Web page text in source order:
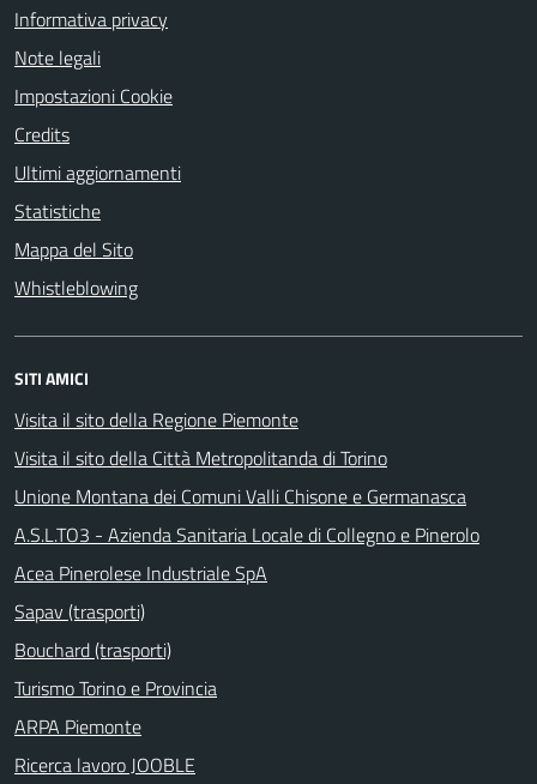
Informativa privacy
Note legali
Impostazioni Cookie
Credits
Ultimi aggiornamenti
Statistiche
Mappa del Sito
Whistleblowing
SITI AMICI
Visita il sito della Regione Piemonte
Visita il sito della Città Metropolitanda di Torino
Unione Montana dei Comuni Valli Chisone e Germanasca
A.S.L.TO3 - Azienda Sanitaria Locale di Collegno e Pinerolo
Acea Pinerolese Industriale SpA
Sapav (trasporti)
Bouchard (trasporti)
Turismo Torino e Provincia
ARPA Piemonte
Ricerca lavoro JOOBLE